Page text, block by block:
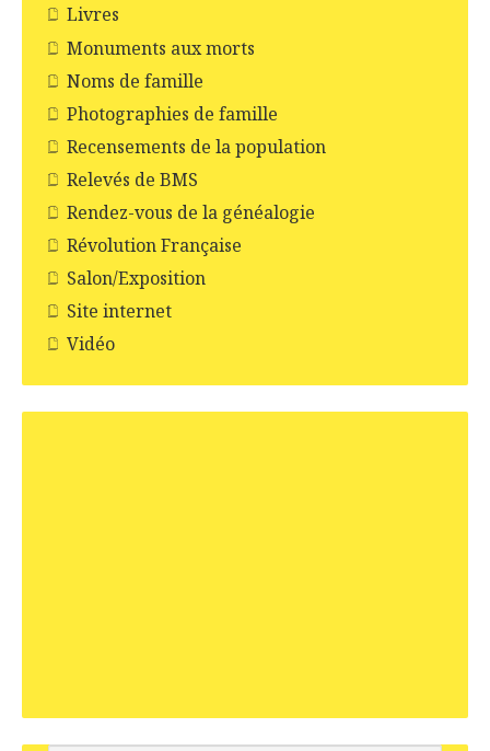
Livres
Monuments aux morts
Noms de famille
Photographies de famille
Recensements de la population
Relevés de BMS
Rendez-vous de la généalogie
Révolution Française
Salon/Exposition
Site internet
Vidéo